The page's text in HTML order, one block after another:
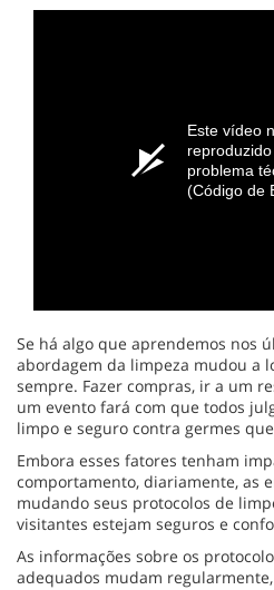
Este vídeo
problema
(Código de
Se há algo que aprendemos nos
abordagem da limpeza mudou a
sempre. Fazer compras, ir a um
um evento fará com que todos
limpo e seguro contra germes
Embora esses fatores tenham
comportamento, diariamente, as
mudando seus protocolos de
visitantes estejam seguros e
As informações sobre os
adequados mudam